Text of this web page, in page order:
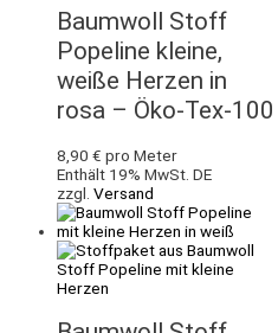
Baumwoll Stoff
Popeline kleine,
weiße Herzen in
rosa – Öko-Tex-100
8,90 € pro Meter
Enthält 19% MwSt. DE
zzgl. Versand